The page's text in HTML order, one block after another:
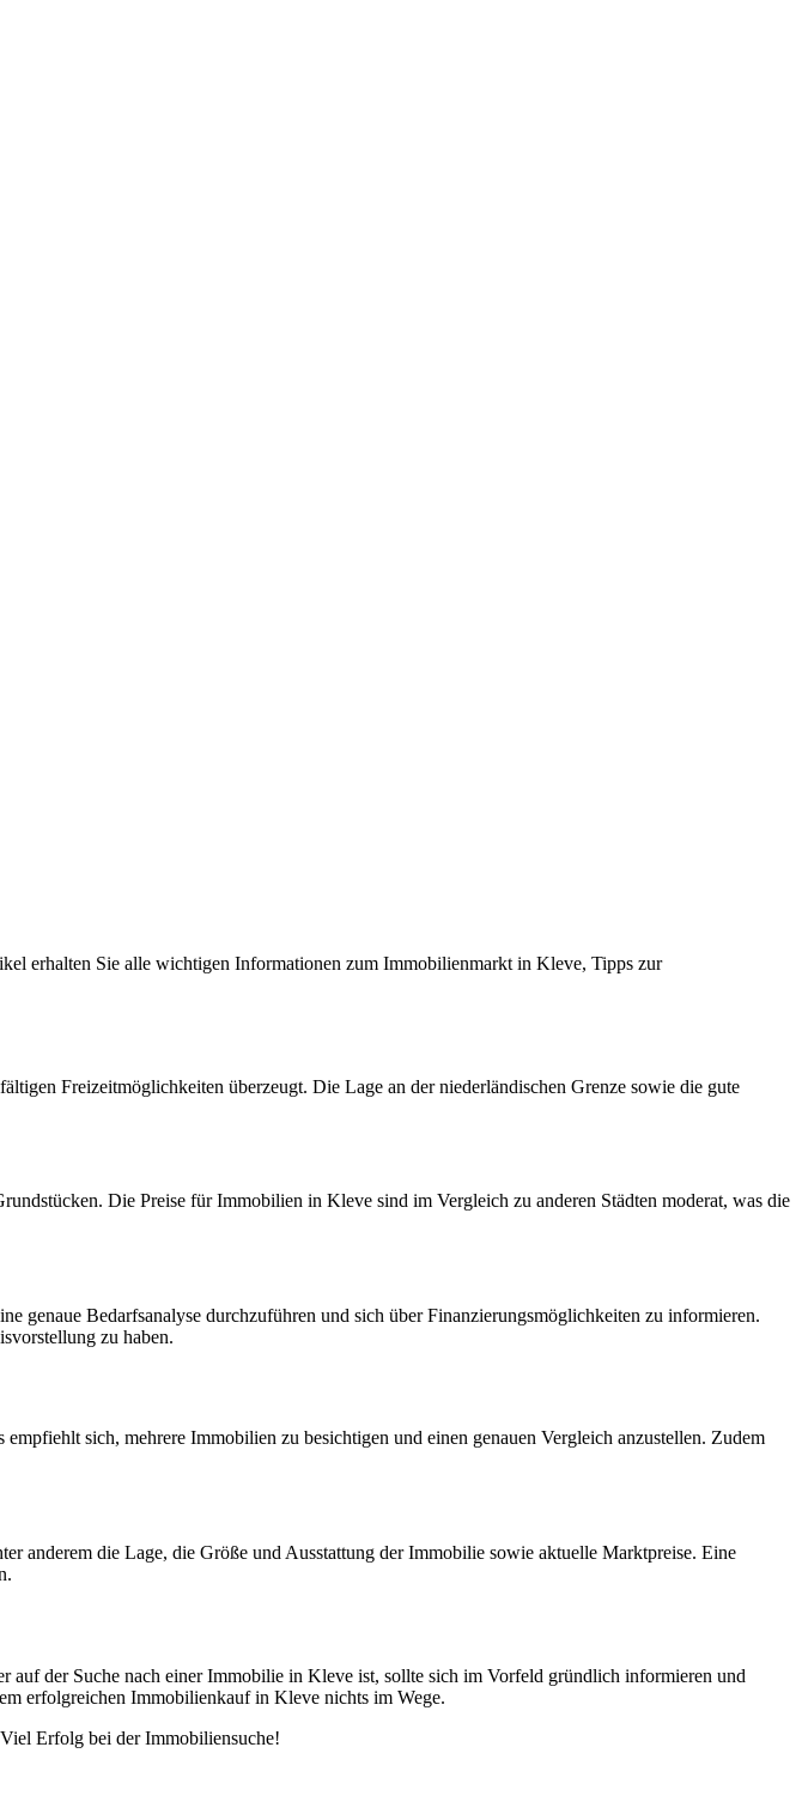
erhalten Sie alle wichtigen Informationen zum Immobilienmarkt in Kleve, Tipps zur
Freizeitmöglichkeiten überzeugt. Die Lage an der niederländischen Grenze sowie die gute
Die Preise für Immobilien in Kleve sind im Vergleich zu anderen Städten moderat, was die
genaue Bedarfsanalyse durchzuführen und sich über Finanzierungsmöglichkeiten zu informieren.
zu haben.
sich, mehrere Immobilien zu besichtigen und einen genauen Vergleich anzustellen. Zudem
anderem die Lage, die Größe und Ausstattung der Immobilie sowie aktuelle Marktpreise. Eine
der Suche nach einer Immobilie in Kleve ist, sollte sich im Vorfeld gründlich informieren und
erfolgreichen Immobilienkauf in Kleve nichts im Wege.
Erfolg bei der Immobiliensuche!